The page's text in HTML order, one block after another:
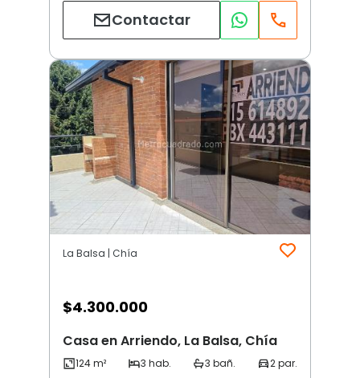
Contactar
La Balsa | Chía
$4.300.000
Casa en Arriendo, La Balsa, Chía